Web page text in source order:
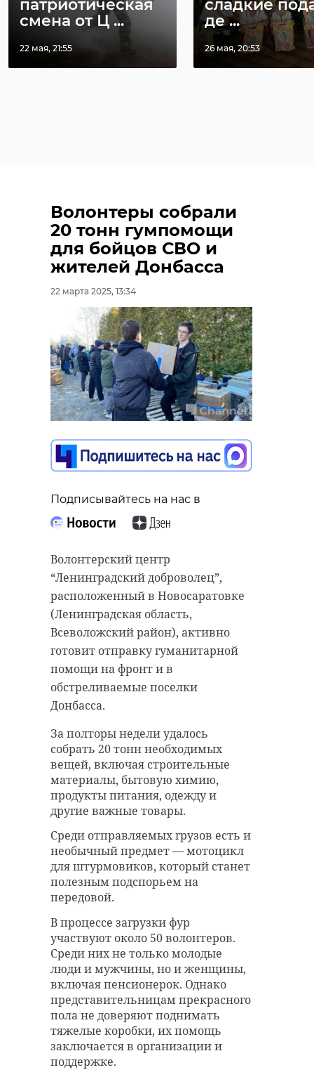
патриотическая
смена от Ц ...
22 мая, 21:55
сладкие
де ...
26 мая, 20:53
Волонтеры собрали
20 тонн гумпомощи
для бойцов СВО и
жителей Донбасса
22 марта 2025, 13:34
Подписывайтесь на нас в
Волонтерский центр
“Ленинградский доброволец”,
расположенный в Новосаратовке
(Ленинградская область,
Всеволожский район), активно
готовит отправку гуманитарной
помощи на фронт и в
обстреливаемые поселки
Донбасса.
За полторы недели удалось
собрать 20 тонн необходимых
вещей, включая строительные
материалы, бытовую химию,
продукты питания, одежду и
другие важные товары.
Среди отправляемых грузов есть и
необычный предмет — мотоцикл
для штурмовиков, который станет
полезным подспорьем на
передовой.
В процессе загрузки фур
участвуют около 50 волонтеров.
Среди них не только молодые
люди и мужчины, но и женщины,
включая пенсионерок. Однако
представительницам прекрасного
пола не доверяют поднимать
тяжелые коробки, их помощь
заключается в организации и
поддержке.